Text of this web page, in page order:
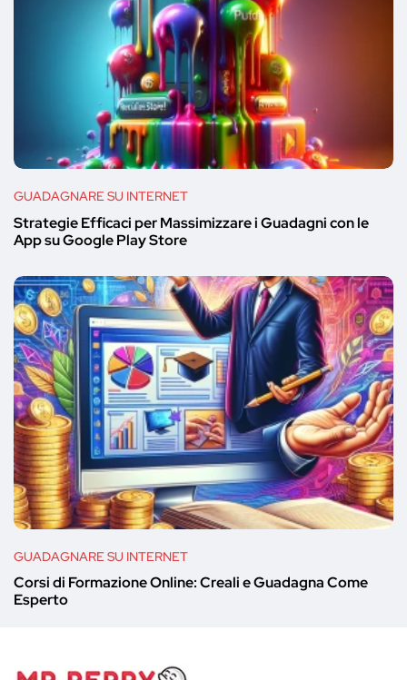
GUADAGNARE SU INTERNET
Strategie Efficaci per Massimizzare i Guadagni con le
App su Google Play Store
GUADAGNARE SU INTERNET
Corsi di Formazione Online: Creali e Guadagna Come
Esperto